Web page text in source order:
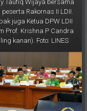
Sekretaris Umum
Taufiq Wijaya bersama
peserta Rakornas II LDII.
juga Ketua DPW LDII
Prof. Krishna P Candra
kanan). Foto: LINES